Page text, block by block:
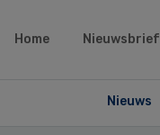
Home Nieuwsbrief
Nieuws